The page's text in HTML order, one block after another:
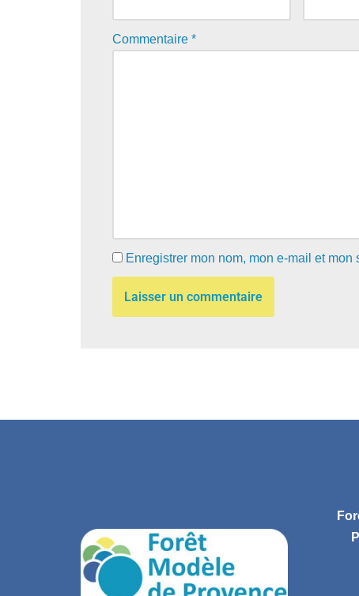
Commentaire *
Enregistrer mon nom, mon e-mail et